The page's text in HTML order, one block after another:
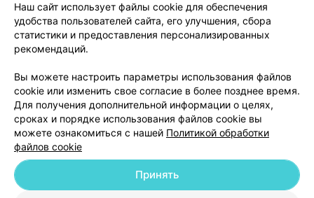
Вакансии
Партнеры
Написать руководителю 103.by
Обработка персональных данных
© 2026 ООО «Артокс Лаб», УНП 191700409
| 220012, Республика Беларусь,
Наш сайт использует файлы cookie для обеспечения
удобства пользователей сайта, его улучшения, сбора
статистики и предоставления персонализированных
рекомендаций.
Вы можете настроить параметры использования файлов
cookie или изменить свое согласие в более позднее время.
Для получения дополнительной информации о целях,
сроках и порядке использования файлов cookie вы
можете ознакомиться с нашей Политикой обработки
файлов cookie
Принять